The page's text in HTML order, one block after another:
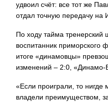
удвоил счёт: все тот же
отдал точную передачу на
По ходу тайма тренерский
воспитанник
итоге «динамовцы»
изменений – 2:0, «Динамо-
«Если проиграли, то
владели преимуществом,